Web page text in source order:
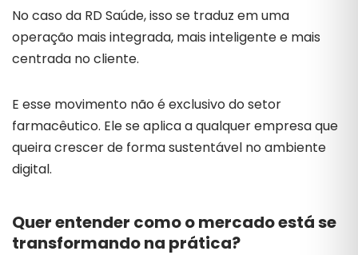
No caso da RD Saúde, isso se traduz em uma
operação mais integrada, mais inteligente e mais
centrada no cliente.
E esse movimento não é exclusivo do setor
farmacêutico. Ele se aplica a qualquer empresa que
queira crescer de forma sustentável no ambiente
digital.
Quer entender como o mercado está se
transformando na prática?